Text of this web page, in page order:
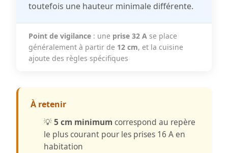
toutefois une hauteur minimale différente.
Point de vigilance : une prise 32 A se place
généralement à partir de 12 cm, et la cuisine
ajoute des règles spécifiques
À retenir
💡5 cm minimum correspond au repère
le plus courant pour les prises 16 A en
habitation